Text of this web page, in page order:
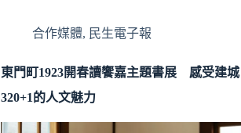
合作媒體, 民生電子報
東門町1923開春讀饗嘉主題書展 感受建城
320+1的人文魅力